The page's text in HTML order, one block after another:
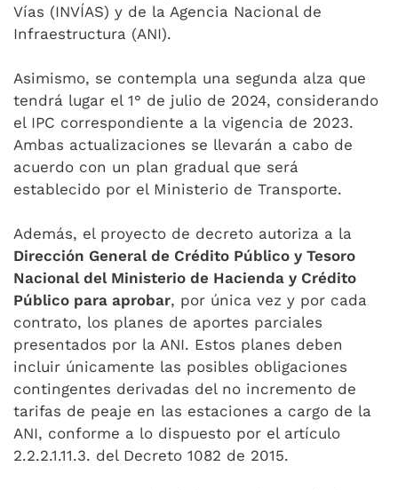
Vías (INVÍAS) y de la Agencia Nacional de
Infraestructura (ANI).
Asimismo, se contempla una segunda alza que
tendrá lugar el 1° de julio de 2024, considerando
el IPC correspondiente a la vigencia de 2023.
Ambas actualizaciones se llevarán a cabo de
acuerdo con un plan gradual que será
establecido por el Ministerio de Transporte.
Además, el proyecto de decreto autoriza a la
Dirección General de Crédito Público y Tesoro
Nacional del Ministerio de Hacienda y Crédito
Público para aprobar, por única vez y por cada
contrato, los planes de aportes parciales
presentados por la ANI. Estos planes deben
incluir únicamente las posibles obligaciones
contingentes derivadas del no incremento de
tarifas de peaje en las estaciones a cargo de la
ANI, conforme a lo dispuesto por el artículo
2.2.2.1.11.3. del Decreto 1082 de 2015.